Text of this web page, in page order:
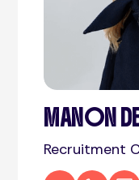
MANON
Recruitment